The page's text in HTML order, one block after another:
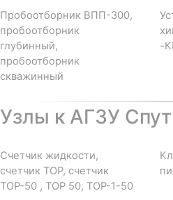
Пробоотборник ВПП-300,
пробоотборник
глубинный,
пробоотборник
скважинный
-
Узлы к АГЗУ
Счетчик жидкости,
счетчик ТОР, счетчик
ТОР-50 , ТОР 50, ТОР-1-50